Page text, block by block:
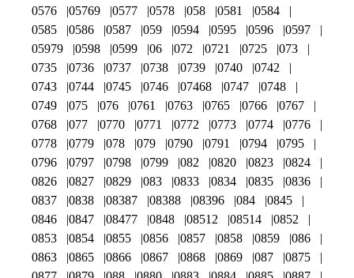
0576
05769 0577 0578 058 0581
0584
0585
0586 0587 059 0594 0595 0596
0597
05979
0598 0599 06 072 0721 0725
073
0735
0736 0737 0738 0739 0740
0742
0743
0744 0745 0746 07468 0747
0748
0749
075 076 0761 0763 0765 0766
0767
0768
077 0770 0771 0772 0773 0774
0776
0778
0779 078 079 0790 0791 0794
0795
0796
0797 0798 0799 082 0820 0823
0824
0826
0827 0829 083 0833 0834 0835
0836
0837
0838 08387 08388 08396 084
0845
0846
0847 08477 0848 08512 08514
0852
0853
0854 0855 0856 0857 0858 0859
086
0863
0865 0866 0867 0868 0869 087
0875